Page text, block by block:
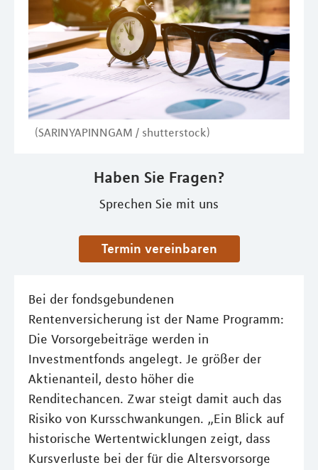
(SARINYAPINNGAM / shutterstock)
Haben Sie Fragen?
Sprechen Sie mit uns
Termin vereinbaren
Bei der fondsgebundenen
Rentenversicherung ist der Name Programm:
Die Vorsorgebeiträge werden in
Investmentfonds angelegt. Je größer der
Aktienanteil, desto höher die
Renditechancen. Zwar steigt damit auch das
Risiko von Kursschwankungen. „Ein Blick auf
historische Wertentwicklungen zeigt, dass
Kursverluste bei der für die Altersvorsorge